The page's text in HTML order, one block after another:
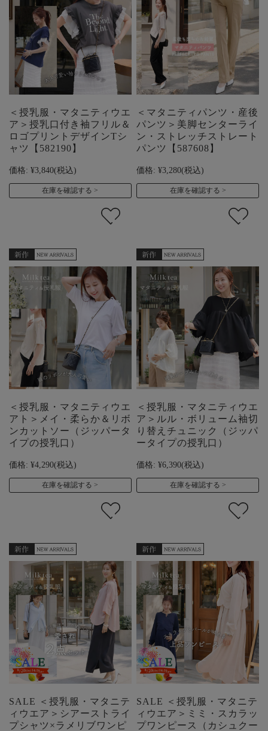
＜授乳服・マタニティウエ
ア＞授乳口付き袖フリル＆
ロゴプリントデザインTシ
ャツ【582190】
価格: ¥3,840(税込)
在庫を確認する
＜マタニティパンツ・産後
パンツ＞美脚センターライ
ン・ストレッチストレート
パンツ【587608】
価格: ¥3,280(税込)
在庫を確認する
＜授乳服・マタニティウエ
アト＞メイ・柔らか＆リボ
ンカットソー（ジッパータ
イプの授乳口）
価格: ¥4,290(税込)
在庫を確認する
＜授乳服・マタニティウエ
ア＞ルル・ボリューム袖切
り替えチュニック（ジッパ
ータイプの授乳口）
価格: ¥6,390(税込)
在庫を確認する
SALE ＜授乳服・マタニテ
ィウエア＞シアーストライ
プシャツ×ラメリブワンピ
SALE ＜授乳服・マタニテ
ィウエア＞ミミ・スカラッ
プワンピース（カシュクー